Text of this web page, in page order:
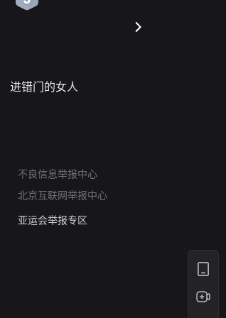
进错门的女人
不良信息举报中心
北京互联网举报中心
算法推荐专项举报
亚运会举报专区